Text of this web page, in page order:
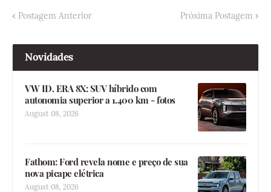
Postagem Anterior Próxima Postagem
Novidades
VW ID. ERA 8X: SUV híbrido com
autonomia superior a 1.400 km - fotos
August 08, 2026
Fathom: Ford revela nome e preço de sua
nova picape elétrica
August 08, 2026